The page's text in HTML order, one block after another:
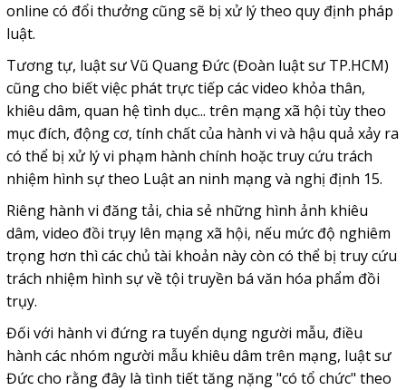
online có đổi thưởng cũng sẽ bị xử lý theo quy định pháp
luật.
Tương tự, luật sư Vũ Quang Đức (Đoàn luật sư TP.HCM)
cũng cho biết việc phát trực tiếp các video khỏa thân,
khiêu dâm, quan hệ tình dục... trên mạng xã hội tùy theo
mục đích, động cơ, tính chất của hành vi và hậu quả xảy ra
có thể bị xử lý vi phạm hành chính hoặc truy cứu trách
nhiệm hình sự theo Luật an ninh mạng và nghị định 15.
Riêng hành vi đăng tải, chia sẻ những hình ảnh khiêu
dâm, video đồi trụy lên mạng xã hội, nếu mức độ nghiêm
trọng hơn thì các chủ tài khoản này còn có thể bị truy cứu
trách nhiệm hình sự về tội truyền bá văn hóa phẩm đồi
trụy.
Đối với hành vi đứng ra tuyển dụng người mẫu, điều
hành các nhóm người mẫu khiêu dâm trên mạng, luật sư
Đức cho rằng đây là tình tiết tăng nặng "có tổ chức" theo